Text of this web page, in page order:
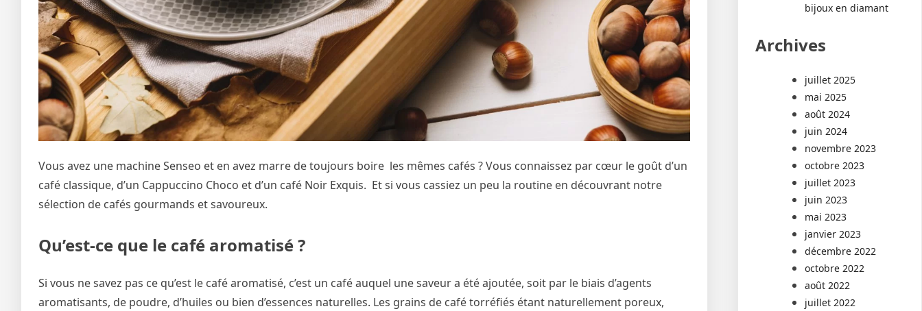
Vous avez une machine Senseo et en avez marre de toujours boire les mêmes cafés ? Vous connaissez par cœur le goût d’un
café classique, d’un Cappuccino Choco et d’un café Noir Exquis. Et si vous cassiez un peu la routine en découvrant notre
sélection de cafés gourmands et savoureux.
Qu’est-ce que le café aromatisé ?
Si vous ne savez pas ce qu’est le café aromatisé, c’est un café auquel une saveur a été ajoutée, soit par le biais d’agents
aromatisants, de poudre, d’huiles ou bien d’essences naturelles. Les grains de café torréfiés étant naturellement poreux,
bijoux en diamant
Archives
juillet 2025
mai 2025
août 2024
juin 2024
novembre 2023
octobre 2023
juillet 2023
juin 2023
mai 2023
janvier 2023
décembre 2022
octobre 2022
août 2022
juillet 2022